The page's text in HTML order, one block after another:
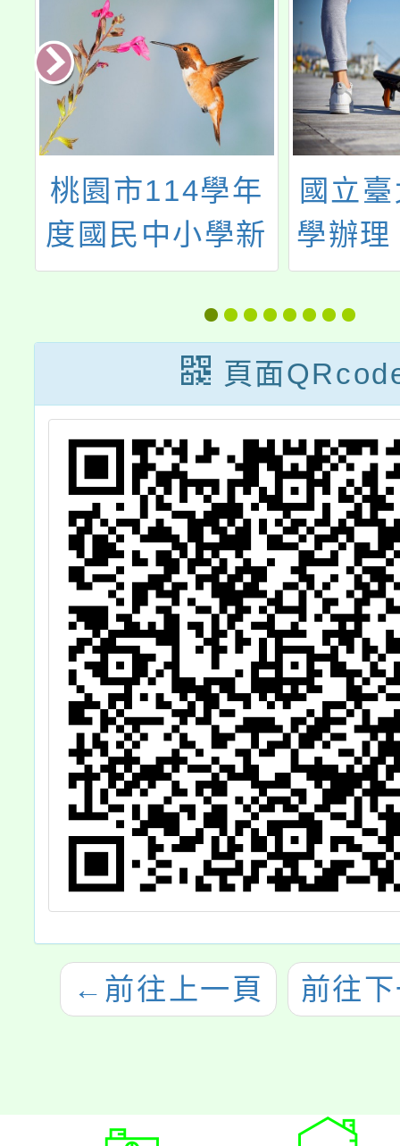
桃園市114學年
度國民中小學新
住民語文教學支
援老師聯合甄選
簡章
國立
學辦
－全
頁面
← 前往上一頁 前往